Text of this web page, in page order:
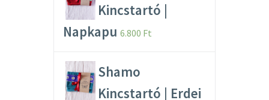
Kincstartó |
Napkapu 6.800 Ft
Shamo
Kincstartó | Erdei